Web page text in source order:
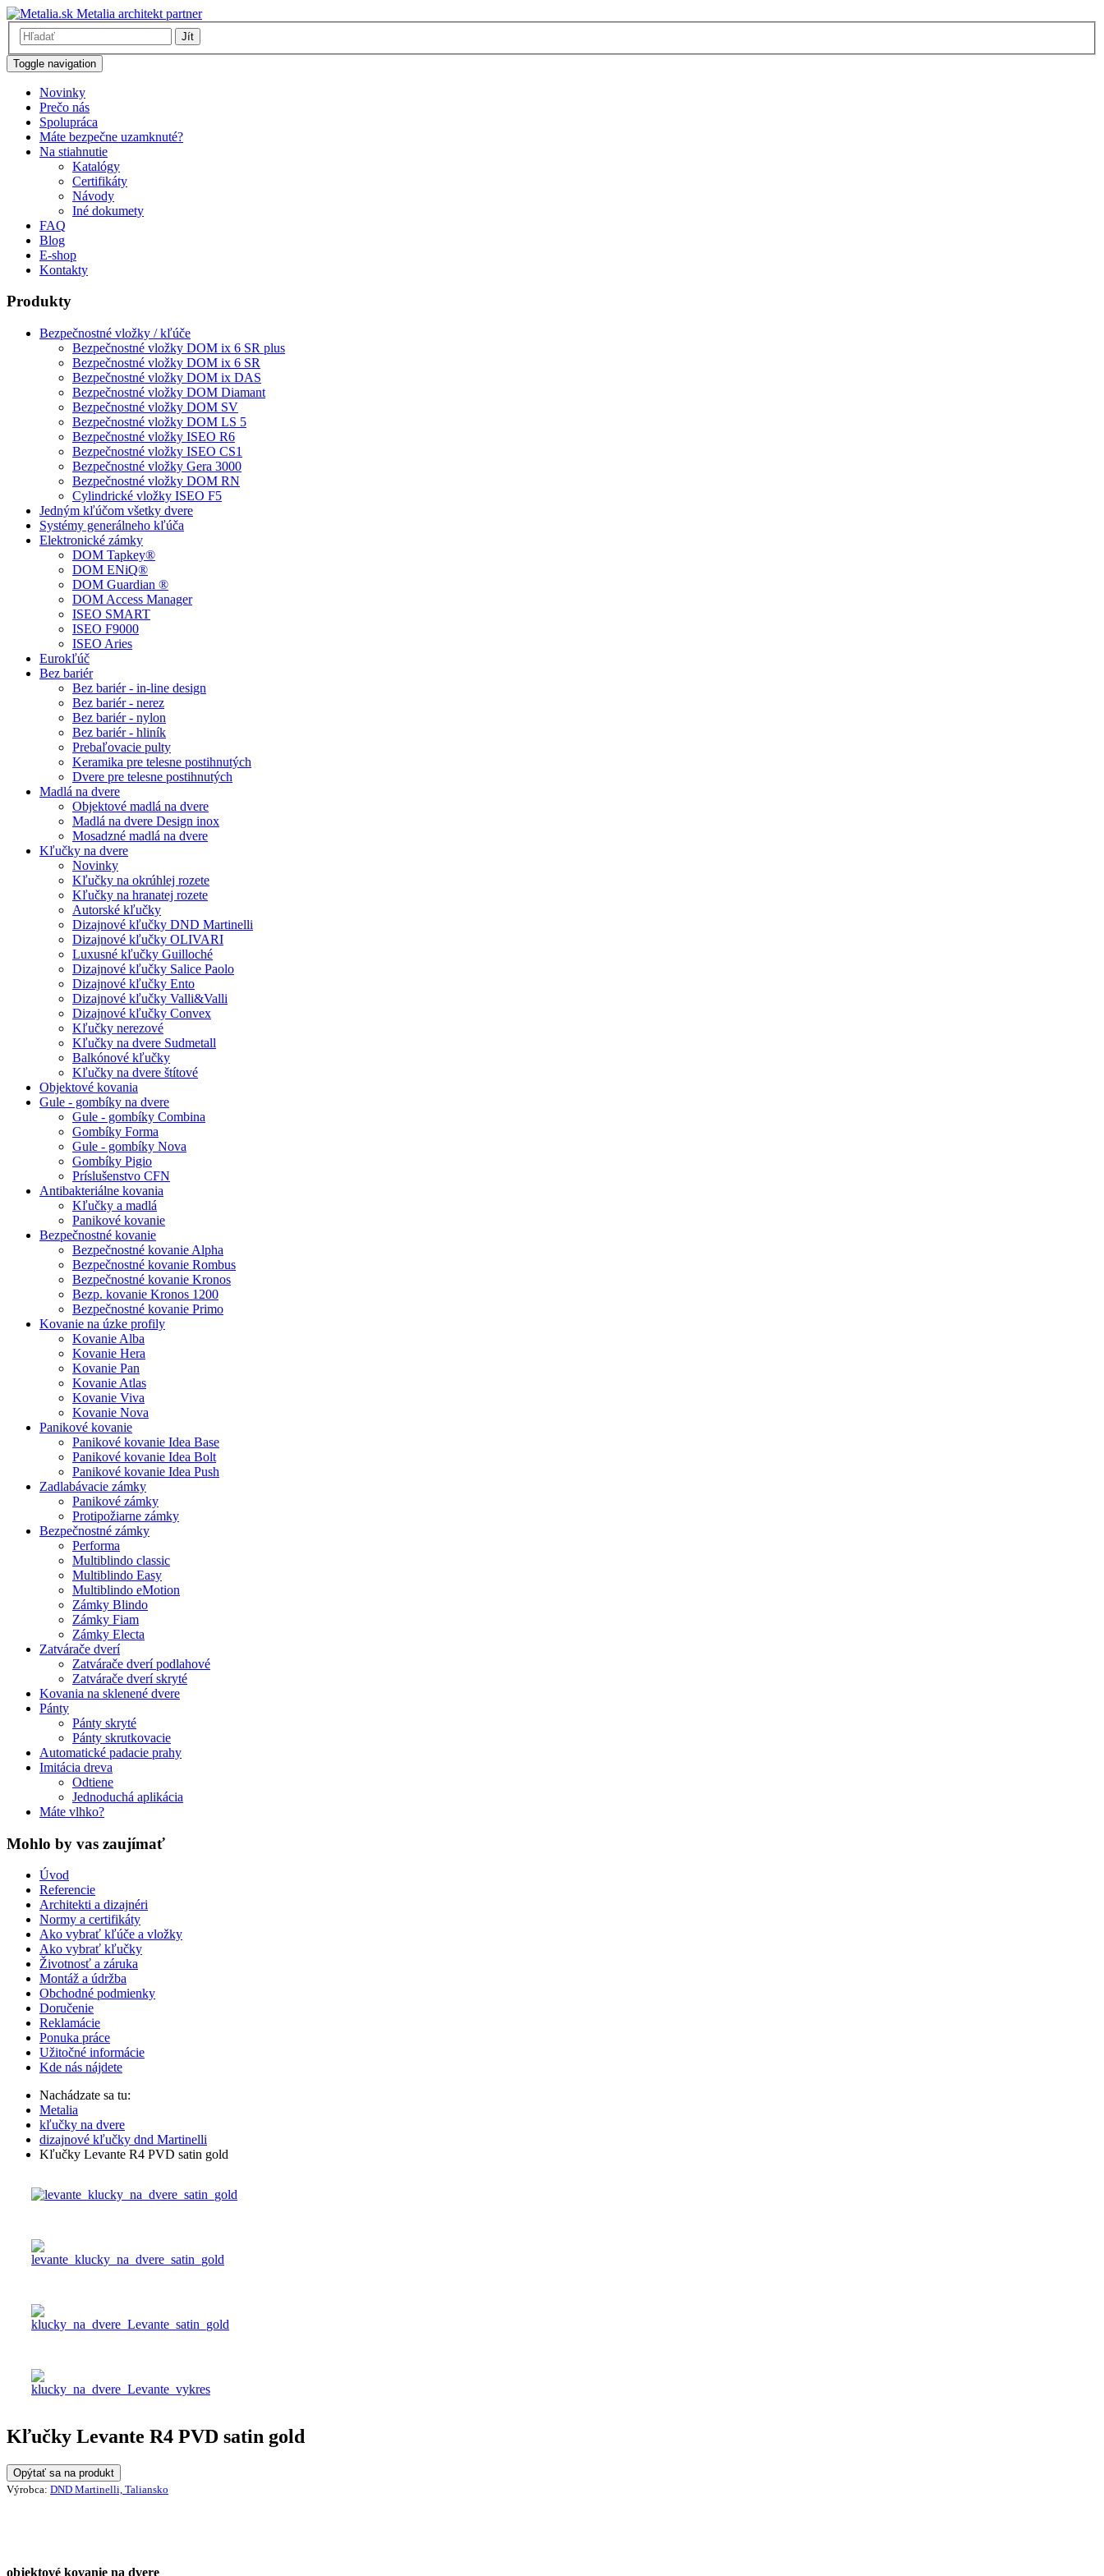
Metalia architekt partner
Jít
Toggle navigation
Novinky
Prečo nás
Spolupráca
Máte bezpečne uzamknuté?
Na stiahnutie
Katalógy
Certifikáty
Návody
Iné dokumety
FAQ
Blog
E-shop
Kontakty
Produkty
Bezpečnostné vložky / kľúče
Bezpečnostné vložky DOM ix 6 SR plus
Bezpečnostné vložky DOM ix 6 SR
Bezpečnostné vložky DOM ix DAS
Bezpečnostné vložky DOM Diamant
Bezpečnostné vložky DOM SV
Bezpečnostné vložky DOM LS 5
Bezpečnostné vložky ISEO R6
Bezpečnostné vložky ISEO CS1
Bezpečnostné vložky Gera 3000
Bezpečnostné vložky DOM RN
Cylindrické vložky ISEO F5
Jedným kľúčom všetky dvere
Systémy generálneho kľúča
Elektronické zámky
DOM Tapkey®
DOM ENiQ®
DOM Guardian ®
DOM Access Manager
ISEO SMART
ISEO F9000
ISEO Aries
Eurokľúč
Bez bariér
Bez bariér - in-line design
Bez bariér - nerez
Bez bariér - nylon
Bez bariér - hliník
Prebaľovacie pulty
Keramika pre telesne postihnutých
Dvere pre telesne postihnutých
Madlá na dvere
Objektové madlá na dvere
Madlá na dvere Design inox
Mosadzné madlá na dvere
Kľučky na dvere
Novinky
Kľučky na okrúhlej rozete
Kľučky na hranatej rozete
Autorské kľučky
Dizajnové kľučky DND Martinelli
Dizajnové kľučky OLIVARI
Luxusné kľučky Guilloché
Dizajnové kľučky Salice Paolo
Dizajnové kľučky Ento
Dizajnové kľučky Valli&Valli
Dizajnové kľučky Convex
Kľučky nerezové
Kľučky na dvere Sudmetall
Balkónové kľučky
Kľučky na dvere štítové
Objektové kovania
Gule - gombíky na dvere
Gule - gombíky Combina
Gombíky Forma
Gule - gombíky Nova
Gombíky Pigio
Príslušenstvo CFN
Antibakteriálne kovania
Kľučky a madlá
Panikové kovanie
Bezpečnostné kovanie
Bezpečnostné kovanie Alpha
Bezpečnostné kovanie Rombus
Bezpečnostné kovanie Kronos
Bezp. kovanie Kronos 1200
Bezpečnostné kovanie Primo
Kovanie na úzke profily
Kovanie Alba
Kovanie Hera
Kovanie Pan
Kovanie Atlas
Kovanie Viva
Kovanie Nova
Panikové kovanie
Panikové kovanie Idea Base
Panikové kovanie Idea Bolt
Panikové kovanie Idea Push
Zadlabávacie zámky
Panikové zámky
Protipožiarne zámky
Bezpečnostné zámky
Performa
Multiblindo classic
Multiblindo Easy
Multiblindo eMotion
Zámky Blindo
Zámky Fiam
Zámky Electa
Zatvárače dverí
Zatvárače dverí podlahové
Zatvárače dverí skryté
Kovania na sklenené dvere
Pánty
Pánty skryté
Pánty skrutkovacie
Automatické padacie prahy
Imitácia dreva
Odtiene
Jednoduchá aplikácia
Máte vlhko?
Mohlo by vas zaujímať
Úvod
Referencie
Architekti a dizajnéri
Normy a certifikáty
Ako vybrať kľúče a vložky
Ako vybrať kľučky
Životnosť a záruka
Montáž a údržba
Obchodné podmienky
Doručenie
Reklamácie
Ponuka práce
Užitočné informácie
Kde nás nájdete
Nachádzate sa tu:
Metalia
kľučky na dvere
dizajnové kľučky dnd Martinelli
Kľučky Levante R4 PVD satin gold
Kľučky Levante R4 PVD satin gold
Opýtať sa na produkt
Výrobca: DND Martinelli, Taliansko
objektové kovanie na dvere